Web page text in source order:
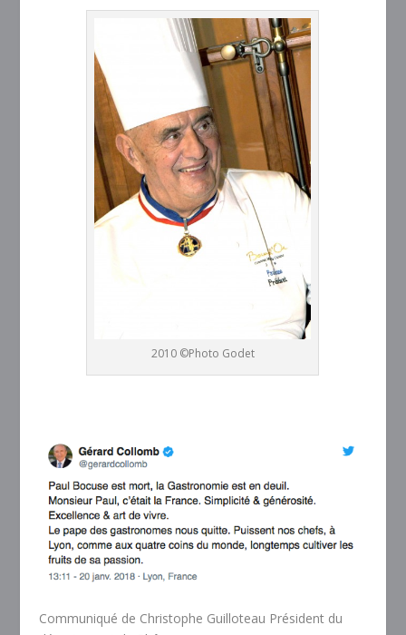
2010 ©Photo Godet
Communiqué de Christophe Guilloteau Président du